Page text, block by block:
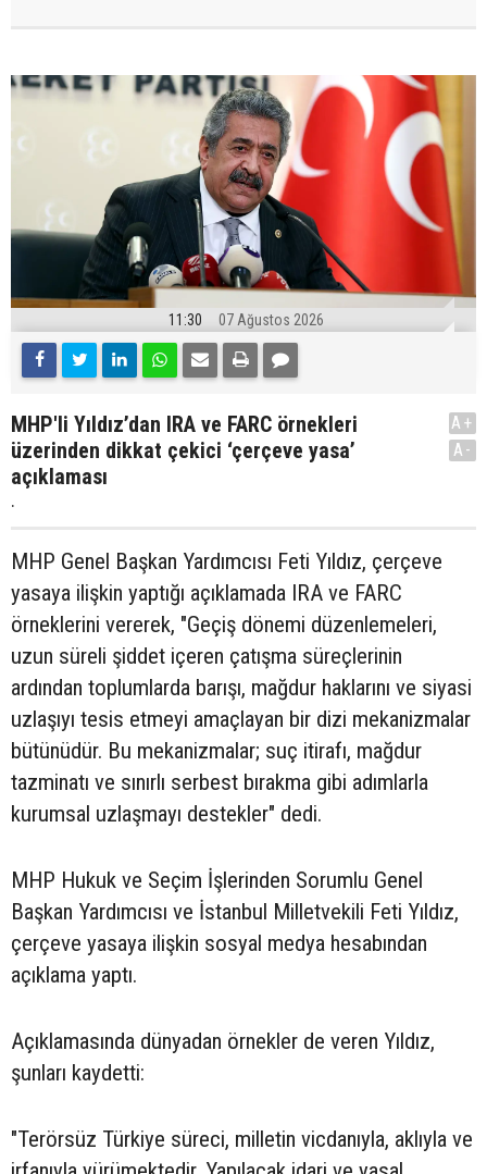
11:30 07 Ağustos 2026
MHP'li Yıldız’dan IRA ve FARC örnekleri
üzerinden dikkat çekici ‘çerçeve yasa’
açıklaması
.
A+
A-
MHP Genel Başkan Yardımcısı Feti Yıldız, çerçeve
yasaya ilişkin yaptığı açıklamada IRA ve FARC
örneklerini vererek, "Geçiş dönemi düzenlemeleri,
uzun süreli şiddet içeren çatışma süreçlerinin
ardından toplumlarda barışı, mağdur haklarını ve siyasi
uzlaşıyı tesis etmeyi amaçlayan bir dizi mekanizmalar
bütünüdür. Bu mekanizmalar; suç itirafı, mağdur
tazminatı ve sınırlı serbest bırakma gibi adımlarla
kurumsal uzlaşmayı destekler" dedi.
MHP Hukuk ve Seçim İşlerinden Sorumlu Genel
Başkan Yardımcısı ve İstanbul Milletvekili Feti Yıldız,
çerçeve yasaya ilişkin sosyal medya hesabından
açıklama yaptı.
Açıklamasında dünyadan örnekler de veren Yıldız,
şunları kaydetti:
"Terörsüz Türkiye süreci, milletin vicdanıyla, aklıyla ve